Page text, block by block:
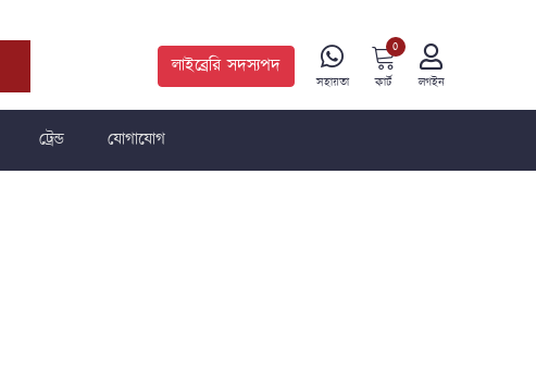
লাইব্রেরি সদস্যপদ
সহায়তা কার্ট
0
লগইন
ট্রেন্ড যোগাযোগ